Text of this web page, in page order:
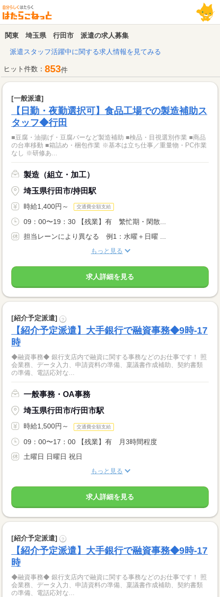
関東 埼玉県 行田市 派遣の求人募集
派遣スタッフ活躍中に関する求人情報を見てみる
ヒット件数： 853件
[一般派遣]
【日勤・夜勤選択可】食品工場での製造補助ス
タッフ◆行田
■豆腐・油揚げ・豆腐バーなど製造補助 ■検品・目視選別作業 ■商品
の台車移動 ■箱詰め・梱包作業 ※基本は立ち仕事／重量物・PC作業
なし ※研修あ...
製造（組立・加工）
埼玉県行田市/持田駅
時給1,400円～ 交通費全額支給
09：00〜19：30 【残業】有 繁忙期・閑散...
担当レーンにより異なる 例1：水曜＋日曜 ...
もっと見る
求人詳細を見る
[紹介予定派遣] ?
【紹介予定派遣】大手銀行で融資事務◆9時-17
時
◆融資事務◆ 銀行支店内で融資に関する事務などのお仕事です！ 照
会業務、データ入力、申請資料の準備、稟議書作成補助、契約書類
の準備、電話応対な...
一般事務・OA事務
埼玉県行田市/行田市駅
時給1,500円～ 交通費全額支給
09：00〜17：00 【残業】有 月3時間程度
土曜日 日曜日 祝日
もっと見る
求人詳細を見る
[紹介予定派遣] ?
【紹介予定派遣】大手銀行で融資事務◆9時-17
時
◆融資事務◆ 銀行支店内で融資に関する事務などのお仕事です！ 照
会業務、データ入力、申請資料の準備、稟議書作成補助、契約書類
の準備、電話応対な...